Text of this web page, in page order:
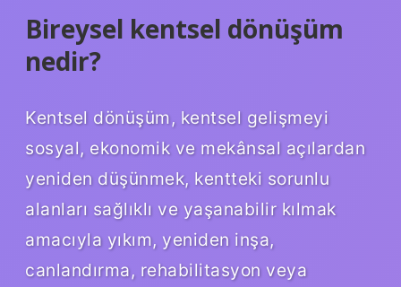
Bireysel kentsel dönüşüm
nedir?
Kentsel dönüşüm, kentsel gelişmeyi
sosyal, ekonomik ve mekânsal açılardan
yeniden düşünmek, kentteki sorunlu
alanları sağlıklı ve yaşanabilir kılmak
amacıyla yıkım, yeniden inşa,
canlandırma, rehabilitasyon veya